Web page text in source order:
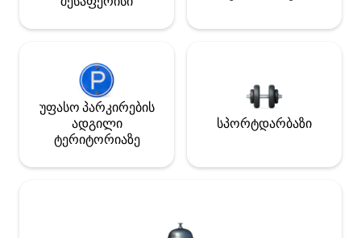
უფასო პარკირების
ადგილი
ტერიტორიაზე
სპორტდარბაზი